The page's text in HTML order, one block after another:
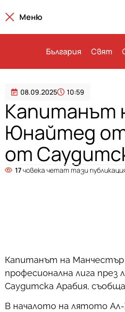
Меню
България Свят
08.09.2025 10:59
Капитанът
Юнайтед
от
17човека четат тази
Капитанът на
професионална лига
Саудитска Арабия,
В началото на лятото